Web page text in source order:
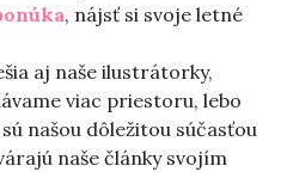
, nájsť si svoje letné
aj naše ilustrátorky,
viac priestoru, lebo
našou dôležitou súčasťou
naše články svojím